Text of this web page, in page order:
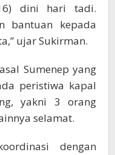
dini hari tadi.
bantuan kepada
ujar Sukirman.
Sumenep yang
peristiwa kapal
yakni 3 orang
selamat.
dengan